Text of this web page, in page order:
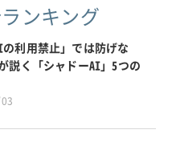
ンキング
の利用禁止」では防げな
説く「シャドーAI」5つの